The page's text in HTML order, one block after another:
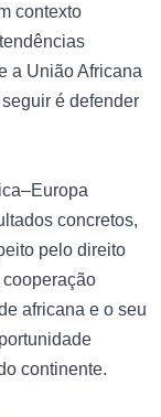
contexto
a União Africana
é defender
concretos,
pelo direito
africana e o seu
continente.